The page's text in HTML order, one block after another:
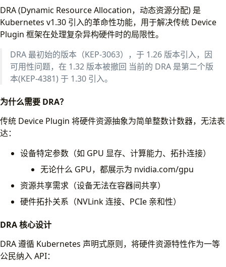
DRA (Dynamic Resource Allocation，动态资源分配) 是
Kubernetes v1.30 引入的革命性功能，用于解决传统 Device
Plugin 框架在处理复杂异构硬件时的局限性。
DRA 最初始的版本（KEP-3063），于 1.26 版本引入，因
可用性问题，在 1.32 版本被撤回 当前的 DRA 是第二个版
本(KEP-4381) 于 1.30 引入。
为什么需要 DRA？
传统 Device Plugin 将硬件资源抽象为简单整数计数器，无法表
达：
设备特定参数（如 GPU 显存、计算能力、拓扑连接）
无论什么 GPU，都展示为 nvidia.com/gpu
资源共享需求（设备无法在容器间共享）
硬件拓扑关系（NVLink 连接、PCIe 亲和性）
DRA 核心设计
DRA 遵循 Kubernetes 声明式原则，将硬件资源特性作为一等
公民纳入 API：